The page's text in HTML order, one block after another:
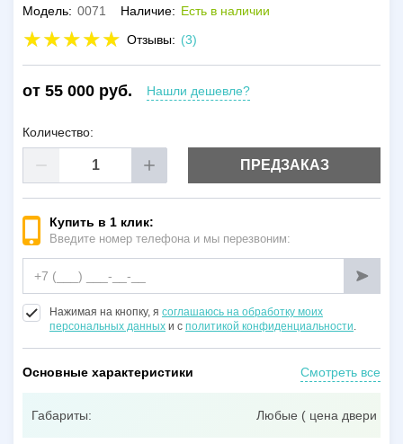
Модель: 0071 Наличие: Есть в наличии
Отзывы: (3)
от 55 000 руб. Нашли дешевле?
Количество:
ПРЕДЗАКАЗ
Купить в 1 клик:
Введите номер телефона и мы перезвоним:
Нажимая на кнопку, я соглашаюсь на обработку моих
персональных данных и с политикой конфиденциальности.
Основные характеристики Смотреть все
Габариты: Любые ( цена двери